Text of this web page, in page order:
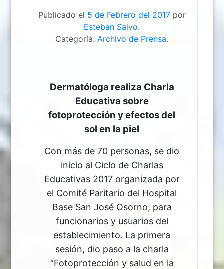
Publicado el 5 de Febrero del 2017por
Esteban Salvo.
Categoría: Archivo de Prensa.
Dermatóloga realiza Charla
Educativa sobre
fotoprotección y efectos del
sol en la piel
Con más de 70 personas, se dio
inicio al Ciclo de Charlas
Educativas 2017 organizada por
el Comité Paritario del Hospital
Base San José Osorno, para
funcionarios y usuarios del
establecimiento. La primera
sesión, dio paso a la charla
“Fotoprotección y salud en la